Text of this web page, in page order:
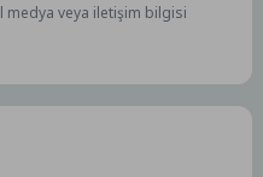
medya veya iletişim bilgisi